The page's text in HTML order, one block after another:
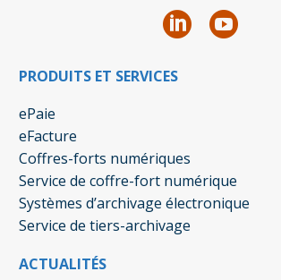
PRODUITS ET SERVICES
ePaie
eFacture
Coffres-forts numériques
Service de coffre-fort numérique
Systèmes d’archivage électronique
Service de tiers-archivage
ACTUALITÉS